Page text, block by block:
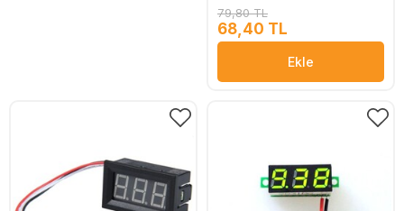
79,80 TL
68,40 TL
Ekle